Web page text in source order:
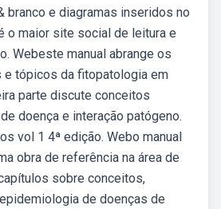
branco e diagramas inseridos no
o maior site social de leitura e
Webeste manual abrange os
tópicos da fitopatologia em
parte discute conceitos
doença e interação patógeno.
vol 1 4ª edição. Webo manual
obra de referência na área de
sobre conceitos,
de doenças de